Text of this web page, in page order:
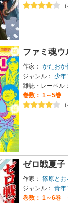
ファミ魂ウ
作家： かたおか
ジャンル：
少年
雑誌・レーベル
巻数： 1～5巻
ゼロ戦夏子
作家： 篠原とお
ジャンル： 青年
巻数： 1～6巻